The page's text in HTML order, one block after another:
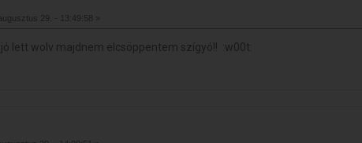
29. - 13:49:58 »
lett wolv majdnem elcsöppentem szígyó!! :w00t: